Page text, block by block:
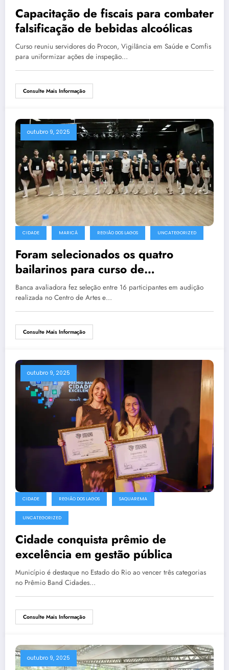
Capacitação de fiscais para combater
falsificação de bebidas alcoólicas
Curso reuniu servidores do Procon, Vigilância em Saúde e Comfis
para uniformizar ações de inspeção…
Consulte Mais Informação
outubro 9, 2025
CIDADE MARICÁ REGIÃO DOS LAGOS UNCATEGORIZED
Foram selecionados os quatro
bailarinos para curso de
aperfeiçoamento no Ballet Nacional
de Cuba
Banca avaliadora fez seleção entre 16 participantes em audição
realizada no Centro de Artes e…
Consulte Mais Informação
outubro 9, 2025
CIDADE REGIÃO DOS LAGOS SAQUAREMA
UNCATEGORIZED
Cidade conquista prêmio de
excelência em gestão pública
Município é destaque no Estado do Rio ao vencer três categorias
no Prêmio Band Cidades…
Consulte Mais Informação
outubro 9, 2025